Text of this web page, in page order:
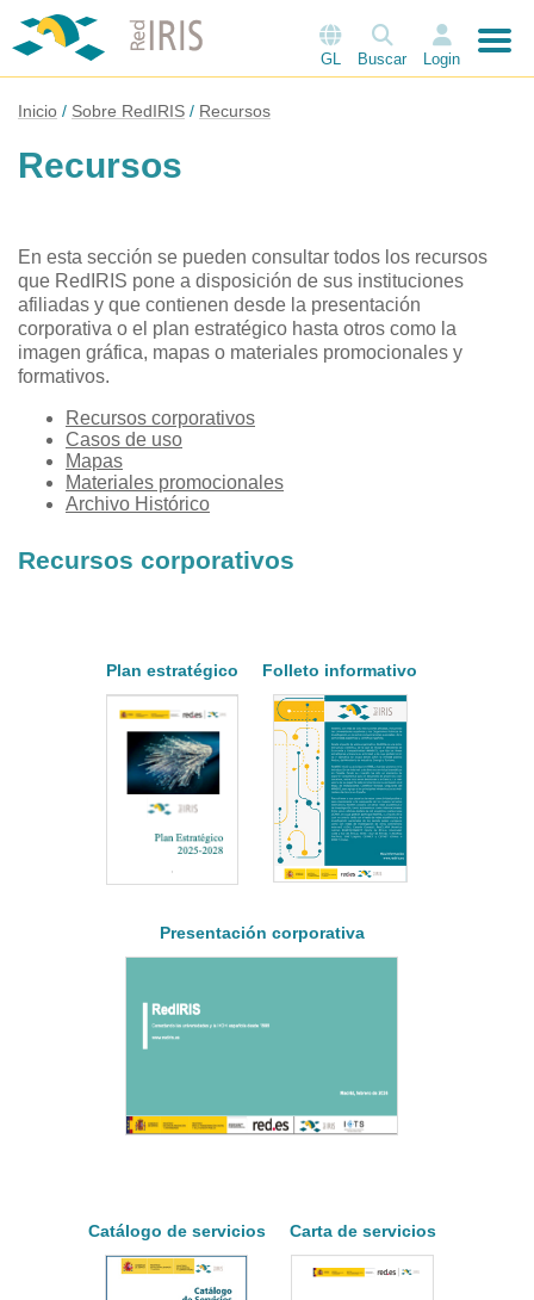
GL Buscar Login
Inicio Sobre RedIRIS Recursos
Recursos
En esta sección se pueden consultar todos los recursos
que RedIRIS pone a disposición de sus instituciones
afiliadas y que contienen desde la presentación
corporativa o el plan estratégico hasta otros como la
imagen gráfica, mapas o materiales promocionales y
formativos.
Recursos corporativos
Casos de uso
Mapas
Materiales promocionales
Archivo Histórico
Recursos corporativos
Plan estratégico Folleto informativo
Presentación corporativa
Catálogo de servicios Carta de servicios